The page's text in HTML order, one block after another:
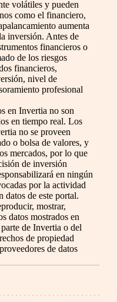
volátiles y pueden
como el financiero,
aumenta
inversión. Antes de
financieros o
de los riesgos
financieros,
nivel de
profesional
en Invertia no son
en tiempo real. Los
no se proveen
o bolsa de valores, y
mercados, por lo que
de inversión
en ningún
por la actividad
datos de este portal.
mostrar,
datos mostrados en
de Invertia o del
de propiedad
de datos